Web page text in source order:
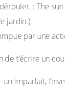
: The sun
jardin.)
par une
de t’écrire un
imparfait,